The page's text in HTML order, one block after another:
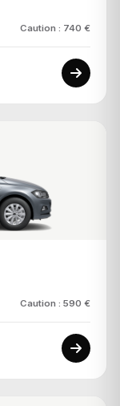
Caution : 740 €
Caution : 590 €